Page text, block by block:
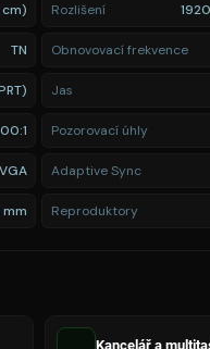
Rozlišení
TN Obnovovací frekvence
Jas
Pozorovací úhly
Adaptive Sync
mm Reproduktory
Kancelář a